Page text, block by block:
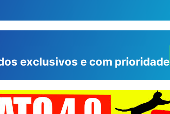
exclusivos e com prioridade